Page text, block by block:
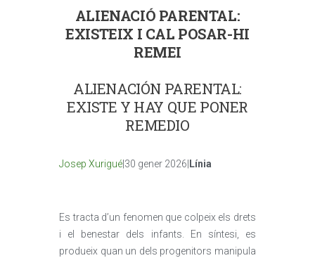
ALIENACIÓ PARENTAL:
EXISTEIX I CAL POSAR-HI
REMEI
ALIENACIÓN PARENTAL:
EXISTE Y HAY QUE PONER
REMEDIO
Josep Xurigué |30 gener 2026| Línia
Es tracta d’un fenomen que colpeix els drets
i el benestar dels infants. En síntesi, es
produeix quan un dels progenitors manipula